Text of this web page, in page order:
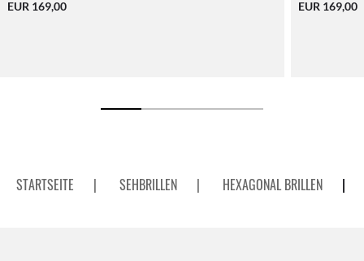
EUR 169,00 EUR 169,00
STARTSEITE | SEHBRILLEN | HEXAGONAL BRILLEN |